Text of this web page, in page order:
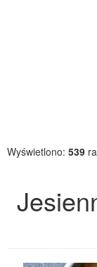
Wyświetlono: 539